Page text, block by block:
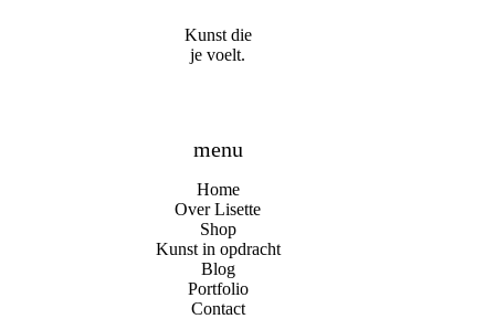
Kunst die
je voelt.
menu
Home
Over Lisette
Shop
Kunst in opdracht
Blog
Portfolio
Contact